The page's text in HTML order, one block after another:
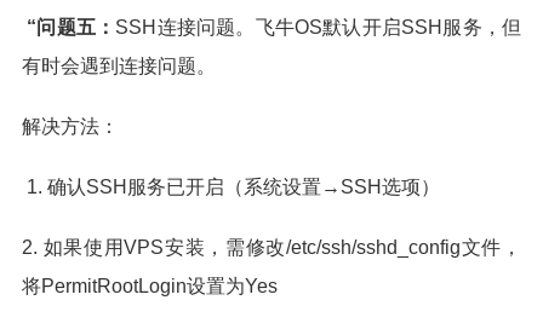
“问题五： SSH连接问题。飞牛OS默认开启SSH服务，但
有时会遇到连接问题。
解决方法：
1. 确认SSH服务已开启（系统设置→SSH选项）
2. 如果使用VPS安装，需修改/etc/ssh/sshd_config文件，
将PermitRootLogin设置为Yes